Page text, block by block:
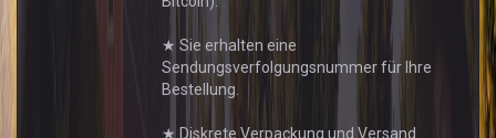
★ Sie erhalten eine
Sendungsverfolgungsnummer für Ihre
Bestellung.
★ Diskrete Verpackung und Versand